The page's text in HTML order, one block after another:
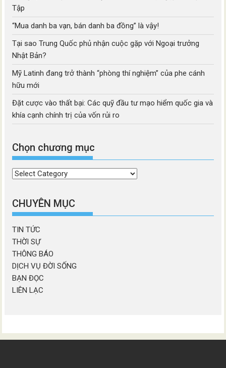
Tập
“Mua danh ba vạn, bán danh ba đồng” là vậy!
Tại sao Trung Quốc phủ nhận cuộc gặp với Ngoại trưởng
Nhật Bản?
Mỹ Latinh đang trở thành “phòng thí nghiệm” của phe cánh
hữu mới
Đặt cược vào thất bại: Các quỹ đầu tư mạo hiểm quốc gia và
khía cạnh chính trị của vốn rủi ro
Chọn chương mục
Chọn
mục
CHUYÊN MỤC
TIN TỨC
THỜI SỰ
THÔNG BÁO
DỊCH VỤ ĐỜI SỐNG
BẠN ĐỌC
LIÊN LẠC